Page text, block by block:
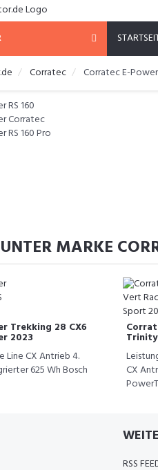
Corratec Corratec E-Power
MARKE
Trekking 28 CX6
2023
Line CX Antrieb 4.
625 Wh Bosch
CX
RSS